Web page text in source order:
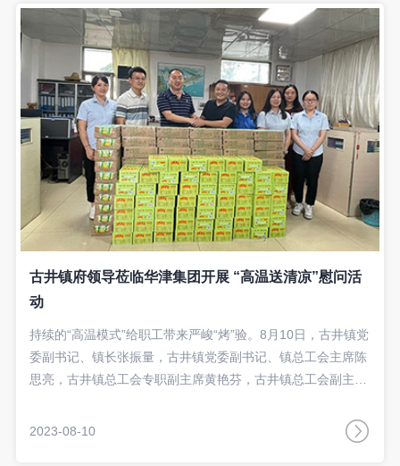
古井镇府领导莅临华津集团开展 “高温送清凉”慰问活
动
持续的“高温模式”给职工带来严峻“烤”验。8月10日，古井镇党
委副书记、镇长张振量，古井镇党委副书记、镇总工会主席陈
思亮，古井镇总工会专职副主席黄艳芬，古井镇总工会副主席
集团副总经理黄文杰带领相关部门负责人陪同慰问。
2023-08-10